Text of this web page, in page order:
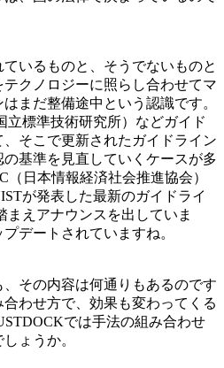
いるものと、そうでないものと
クノロジーに照らし合わせてマ
まだ整備途中という認識です。
立標準技術研究所）などガイド
そこで更新されたガイドライン
基準を見直していくケースが多
（日本情報経済社会推進協会）
が発表した最新のガイドライ
まえアナウンスを出していま
デートされていますね。
その内容は何通りもあるのです
わせ方で、効果も変わってくる
では手法の組み合わせ
ょうか。